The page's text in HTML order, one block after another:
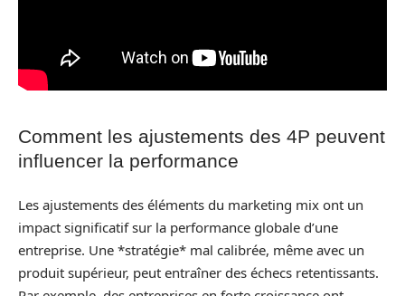
Comment les ajustements des 4P peuvent
influencer la performance
Les ajustements des éléments du marketing mix ont un
impact significatif sur la performance globale d’une
entreprise. Une *stratégie* mal calibrée, même avec un
produit supérieur, peut entraîner des échecs retentissants.